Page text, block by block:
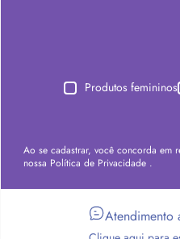
Produtos femininos
Ao se cadastrar, você concorda em
nossa Política de Privacidade .
Atendimento